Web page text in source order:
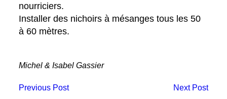
nourriciers.
Installer des nichoirs à mésanges tous les 50
à 60 mètres.
Michel & Isabel Gassier
Previous Post Next Post